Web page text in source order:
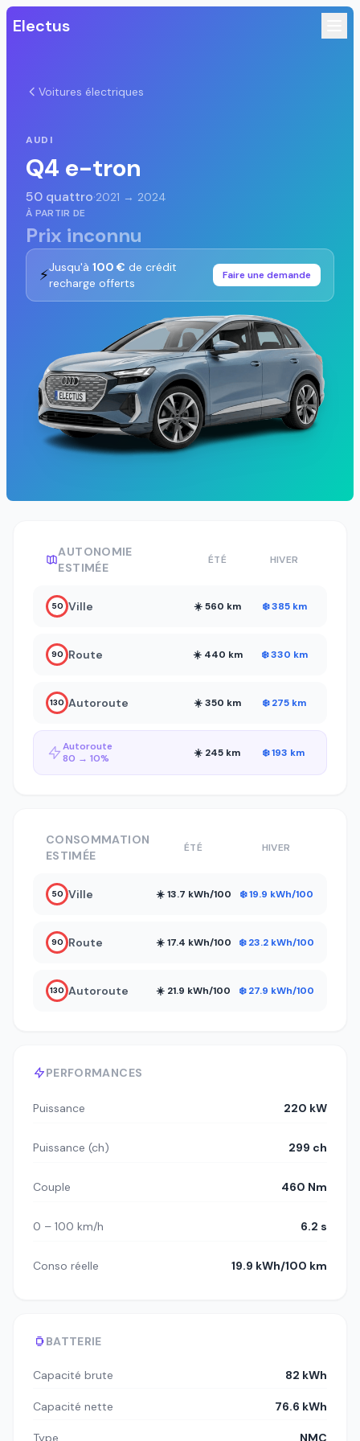
Electus
Voitures électriques
AUDI
Q4 e-tron
50 quattro·2021 → 2024
À PARTIR DE
Prix inconnu
⚡Jusqu'à 100 € de crédit
recharge offerts
Faire une demande
AUTONOMIE
ESTIMÉE
ÉTÉ HIVER
50 Ville ☀️ 560 km ❄️ 385 km
90 Route ☀️ 440 km ❄️ 330 km
130 Autoroute ☀️ 350 km ❄️ 275 km
Autoroute
80 → 10%
☀️ 245 km ❄️ 193 km
PERFORMANCES
Puissance 220 kW
Puissance (ch) 299 ch
Couple 460 Nm
0 – 100 km/h 6.2 s
Conso réelle 19.9 kWh/100 km
BATTERIE
Capacité brute 82 kWh
Capacité nette 76.6 kWh
Type NMC
CONSOMMATION
ESTIMÉE
ÉTÉ HIVER
50 Ville ☀️ 13.7 kWh/100 ❄️ 19.9 kWh/100
90 Route ☀️ 17.4 kWh/100 ❄️ 23.2 kWh/100
130 Autoroute ☀️ 21.9 kWh/100 ❄️ 27.9 kWh/100